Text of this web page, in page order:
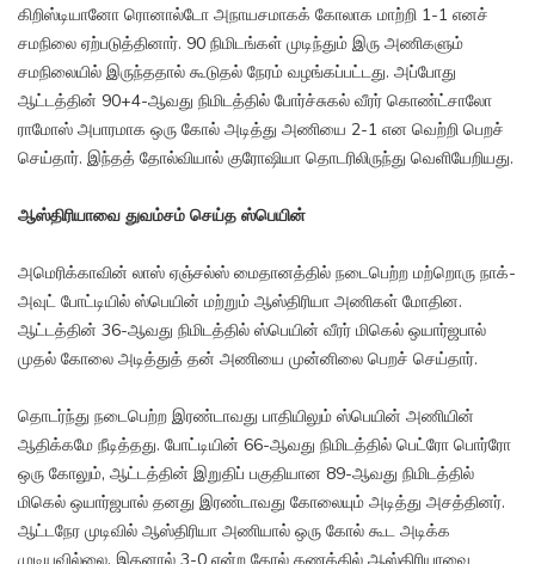
கிறிஸ்டியானோ ரொனால்டோ அநாயசமாகக் கோலாக மாற்றி 1-1 எனச்
சமநிலை ஏற்படுத்தினார். 90 நிமிடங்கள் முடிந்தும் இரு அணிகளும்
சமநிலையில் இருந்ததால் கூடுதல் நேரம் வழங்கப்பட்டது. அப்போது
ஆட்டத்தின் 90+4-ஆவது நிமிடத்தில் போர்ச்சுகல் வீரர் கொண்ட்சாலோ
ராமோஸ் அபாரமாக ஒரு கோல் அடித்து அணியை 2-1 என வெற்றி பெறச்
செய்தார். இந்தத் தோல்வியால் குரோஷியா தொடரிலிருந்து வெளியேறியது.
ஆஸ்திரியாவை துவம்சம் செய்த ஸ்பெயின்
அமெரிக்காவின் லாஸ் ஏஞ்சல்ஸ் மைதானத்தில் நடைபெற்ற மற்றொரு நாக்-
அவுட் போட்டியில் ஸ்பெயின் மற்றும் ஆஸ்திரியா அணிகள் மோதின.
ஆட்டத்தின் 36-ஆவது நிமிடத்தில் ஸ்பெயின் வீரர் மிகெல் ஒயார்ஜபால்
முதல் கோலை அடித்துத் தன் அணியை முன்னிலை பெறச் செய்தார்.
தொடர்ந்து நடைபெற்ற இரண்டாவது பாதியிலும் ஸ்பெயின் அணியின்
ஆதிக்கமே நீடித்தது. போட்டியின் 66-ஆவது நிமிடத்தில் பெட்ரோ பொர்ரோ
ஒரு கோலும், ஆட்டத்தின் இறுதிப் பகுதியான 89-ஆவது நிமிடத்தில்
மிகெல் ஒயார்ஜபால் தனது இரண்டாவது கோலையும் அடித்து அசத்தினர்.
ஆட்டநேர முடிவில் ஆஸ்திரியா அணியால் ஒரு கோல் கூட அடிக்க